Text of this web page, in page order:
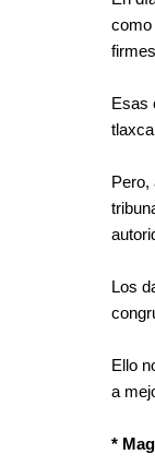
como
Esas
Pero,
Los
Ello
a
*